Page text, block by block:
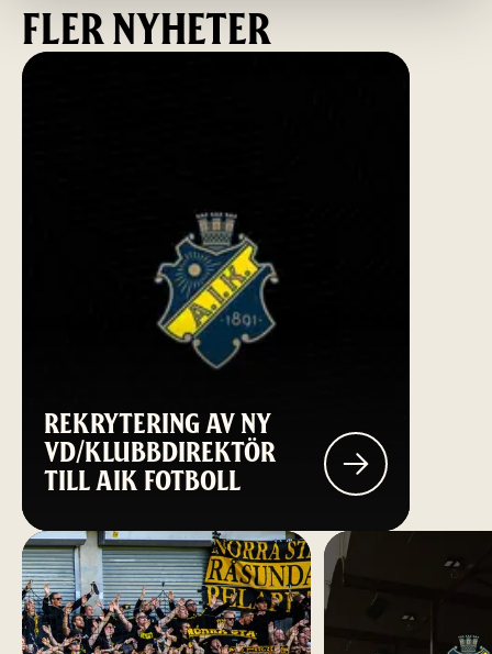
FLER NYHETER
REKRYTERING AV NY
VD/KLUBBDIREKTÖR
TILL AIK FOTBOLL